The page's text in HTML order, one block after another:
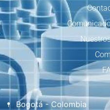
Bogotá - Colombia